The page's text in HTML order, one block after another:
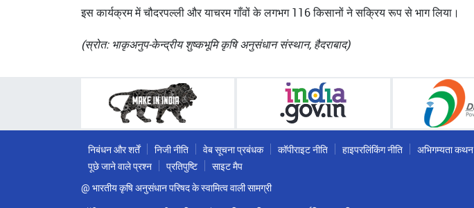
इस कार्यक्रम में चौदरपल्ली और याचरम गाँवों के लगभग 116 किसानों ने सक्रिय रूप से भाग लिया।
(स्रोत: भाकृअनुप-केन्द्रीय शुष्कभूमि कृषि अनुसंधान संस्थान, हैदराबाद)
निबंधन और शर्तें निजी नीति वेब सूचना प्रबंधक कॉपीराइट नीति हाइपरलिंकिंग नीति अभिगम्यता कथन
पूछे जाने वाले प्रश्न
प्रतिपुष्टि
साइट मैप
@ भारतीय कृषि अनुसंधान परिषद के स्वामित्व वाली सामग्री